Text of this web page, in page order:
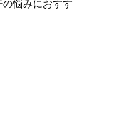
悩みにおすす